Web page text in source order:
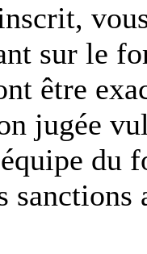
sur le
être
jugée
du